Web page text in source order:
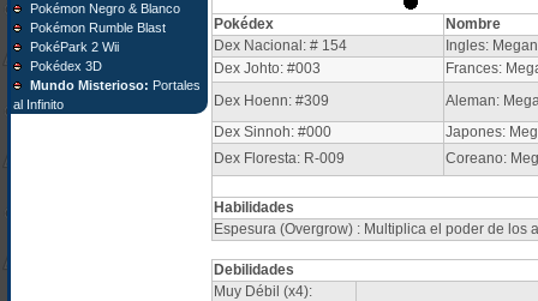
Pokémon Negro & Blanco
Pokémon Rumble Blast
PokéPark 2 Wii
Pokédex 3D
Mundo Misterioso: Portales
al Infinito
Pokédex
Nombre
Dex Nacional: # 154
Ingles:
Dex Johto: #003
Frances:
Dex Hoenn: #309
Aleman:
Dex Sinnoh: #000
Japones:
Dex Floresta: R-009
Coreano:
Habilidades
Espesura (Overgrow) : Multiplica el poder de los
Debilidades
Muy Débil (x4):